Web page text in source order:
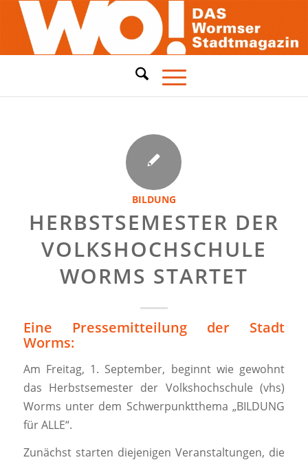
BILDUNG
HERBSTSEMESTER DER
VOLKSHOCHSCHULE
WORMS STARTET
Eine Pressemitteilung der Stadt
Worms:
Am Freitag, 1. September, beginnt wie gewohnt
das Herbstsemester der Volkshochschule (vhs)
Worms unter dem Schwerpunktthema „BILDUNG
für ALLE“.
Zunächst starten diejenigen Veranstaltungen, die